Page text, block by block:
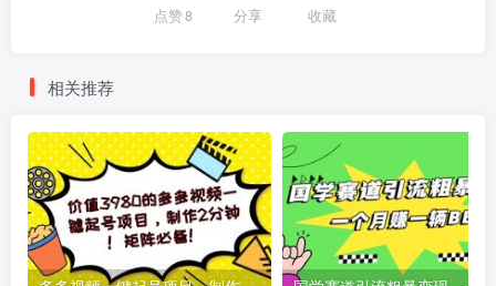
点赞8 分享 收藏
相关推荐